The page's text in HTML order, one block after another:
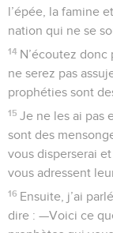
l’épée, la famine
nation qui ne se
14 N’écoutez donc
ne serez pas
prophéties sont
15 Je ne les ai pas
sont des
vous disperserai
vous adressent
16 Ensuite, j’ai
dire : —Voici ce